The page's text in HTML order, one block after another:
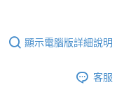
顯示電腦版詳細說明
客服